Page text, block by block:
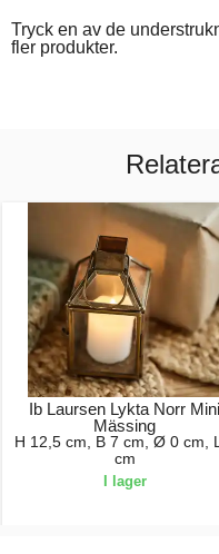
Tryck en av de
fler produkter.
Ib Laursen Lykta Norr Mini
Mässing
H 12,5 cm, B 7 cm, Ø 0 cm,
cm
I lager